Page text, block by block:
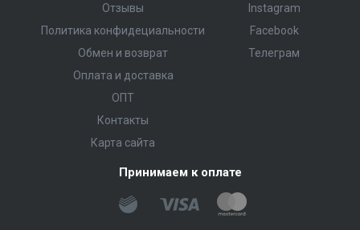
Отзывы
Политика конфидециальности
Обмен и возврат
Оплата и доставка
ОПТ
Контакты
Карта сайта
Instagram
Facebook
Телеграм
Принимаем к оплате